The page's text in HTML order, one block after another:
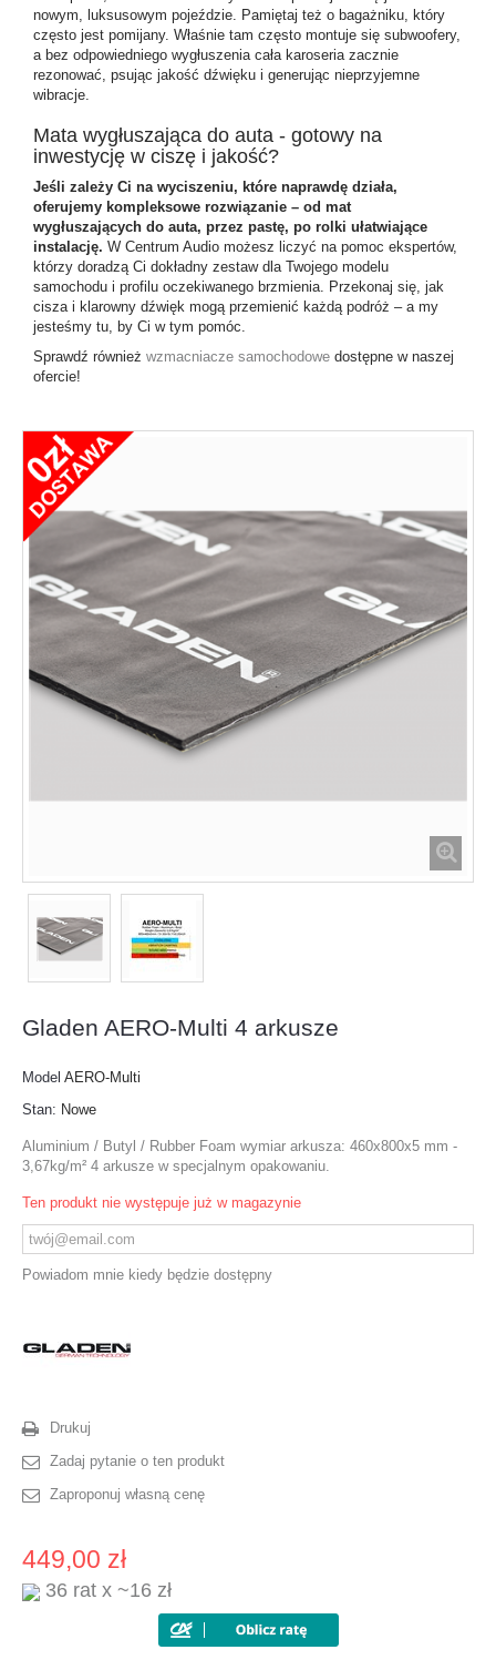
nowym, luksusowym pojeździe. Pamiętaj też o bagażniku, który
często jest pomijany. Właśnie tam często montuje się subwoofery,
a bez odpowiedniego wygłuszenia cała karoseria zacznie
rezonować, psując jakość dźwięku i generując nieprzyjemne
wibracje.
Mata wygłuszająca do auta - gotowy na
inwestycję w ciszę i jakość?
Jeśli zależy Ci na wyciszeniu, które naprawdę działa,
oferujemy kompleksowe rozwiązanie – od mat
wygłuszających do auta, przez pastę, po rolki ułatwiające
instalację. W Centrum Audio możesz liczyć na pomoc ekspertów,
którzy doradzą Ci dokładny zestaw dla Twojego modelu
samochodu i profilu oczekiwanego brzmienia. Przekonaj się, jak
cisza i klarowny dźwięk mogą przemienić każdą podróż – a my
jesteśmy tu, by Ci w tym pomóc.
Sprawdź również wzmacniacze samochodowe dostępne w naszej
ofercie!
Gladen AERO-Multi 4 arkusze
Model AERO-Multi
Stan: Nowe
Aluminium / Butyl / Rubber Foam wymiar arkusza: 460x800x5 mm -
3,67kg/m² 4 arkusze w specjalnym opakowaniu.
Ten produkt nie występuje już w magazynie
Powiadom mnie kiedy będzie dostępny
Drukuj
Zadaj pytanie o ten produkt
Zaproponuj własną cenę
449,00 zł
36 rat x ~16 zł